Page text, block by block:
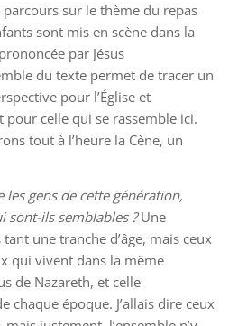
sur le thème du repas
sont mis en scène dans la
par Jésus
du texte permet de tracer un
pour l’Église et
celle qui se rassemble ici.
tout à l’heure la Cène, un
gens de cette génération,
sont-ils semblables ?Une
une tranche d’âge, mais ceux
qui vivent dans la même
de Nazareth, et celle
chaque époque. J’allais dire ceux